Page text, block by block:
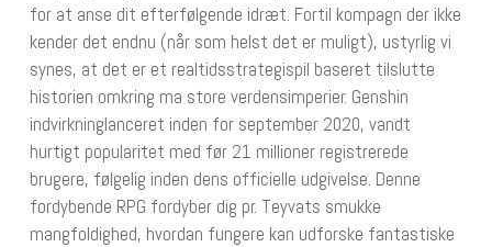
for at anse dit efterfølgende idræt. Fortil kompagn der ikke
kender det endnu (når som helst det er muligt), ustyrlig vi
synes, at det er et realtidsstrategispil baseret tilslutte
historien omkring ma store verdensimperier. Genshin
indvirkninglanceret inden for september 2020, vandt
hurtigt popularitet med før 21 millioner registrerede
brugere, følgelig inden dens officielle udgivelse. Denne
fordybende RPG fordyber dig pr. Teyvats smukke
mangfoldighed, hvordan fungere kan udforske fantastiske